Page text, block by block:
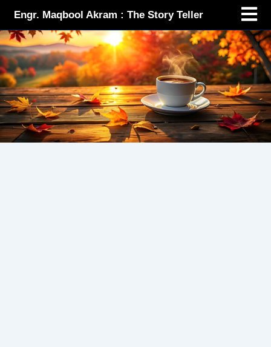
content
Engr. Maqbool Akram : The Story Teller
Menu